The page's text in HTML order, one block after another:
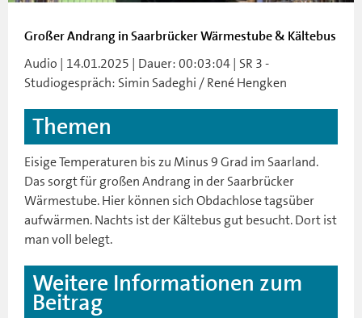
Großer Andrang in Saarbrücker Wärmestube & Kältebus
Audio | 14.01.2025 | Dauer: 00:03:04 | SR 3 -
Studiogespräch: Simin Sadeghi / René Hengken
Themen
Eisige Temperaturen bis zu Minus 9 Grad im Saarland.
Das sorgt für großen Andrang in der Saarbrücker
Wärmestube. Hier können sich Obdachlose tagsüber
aufwärmen. Nachts ist der Kältebus gut besucht. Dort ist
man voll belegt.
Weitere Informationen zum
Beitrag